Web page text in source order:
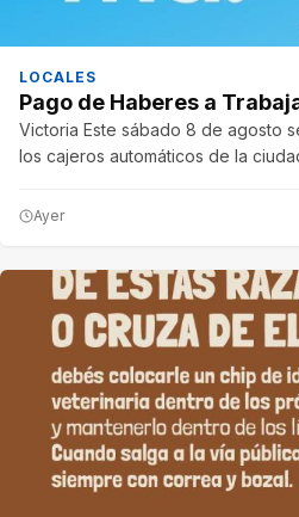
LOCALES
Pago de Haberes a
Victoria Este sábado 8 de agosto
los cajeros automáticos de la
Ayer